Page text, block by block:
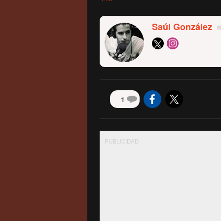
Saúl González
1
PUBLICIDAD